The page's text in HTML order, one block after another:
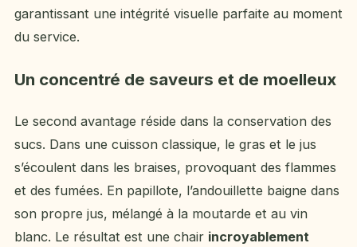
garantissant une intégrité visuelle parfaite au moment
du service.
Un concentré de saveurs et de moelleux
Le second avantage réside dans la conservation des
sucs. Dans une cuisson classique, le gras et le jus
s’écoulent dans les braises, provoquant des flammes
et des fumées. En papillote, l’andouillette baigne dans
son propre jus, mélangé à la moutarde et au vin
blanc. Le résultat est une chair incroyablement